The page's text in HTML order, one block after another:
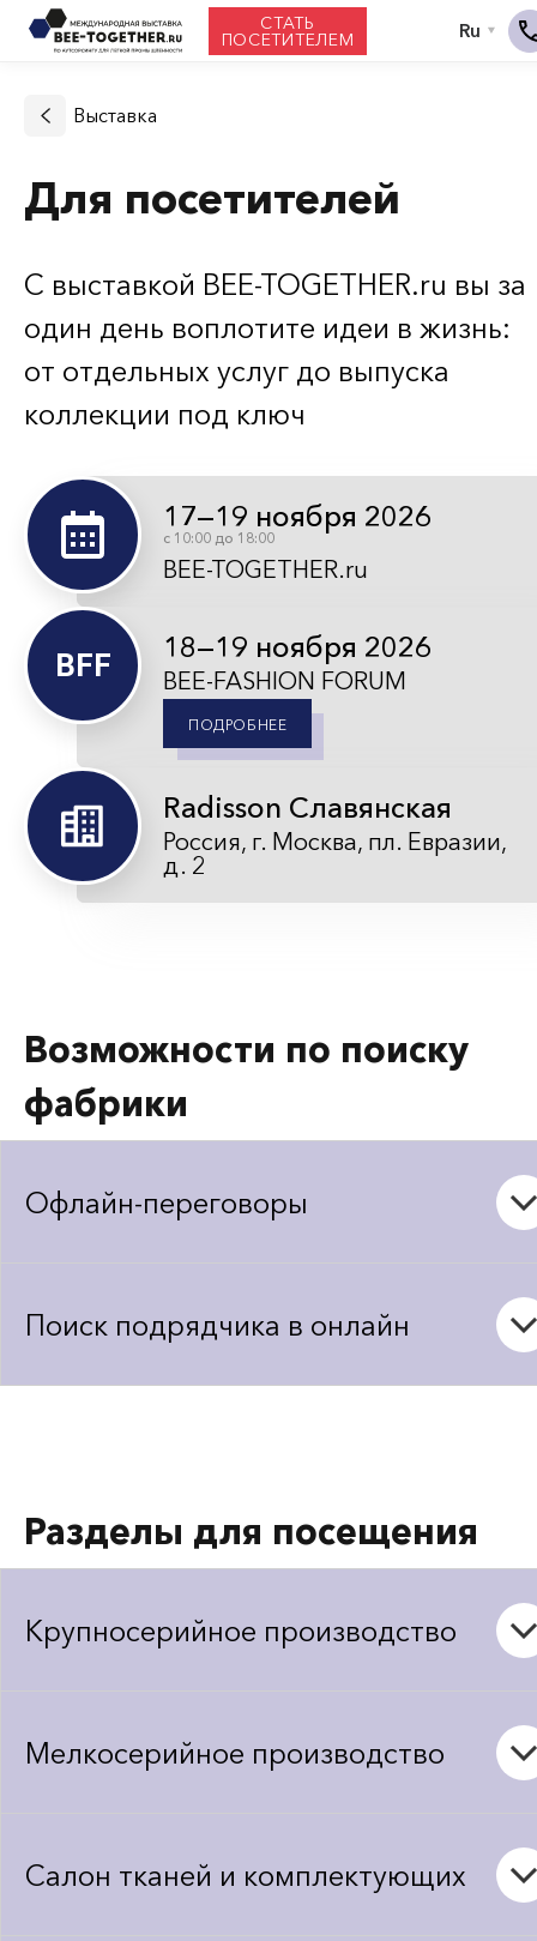
СТАТЬ
ПОСЕТИТЕЛЕМ
Выставка
Для посетителей
С выставкой BEE-TOGETHER.ru вы за
один день воплотите идеи в жизнь:
от отдельных услуг до выпуска
коллекции под ключ
17—19 ноября 2026
с 10:00 до 18:00
BEE-TOGETHER.ru
BFF
18—19 ноября 2026
BEE-FASHION FORUM
ПОДРОБНЕЕ
Radisson Славянская
Россия, г. Москва, пл. Евразии,
д. 2
Возможности по поиску
фабрики
Офлайн-переговоры
Поиск подрядчика в онлайн
Разделы для посещения
Крупносерийное производство
Мелкосерийное производство
Салон тканей и комплектующих